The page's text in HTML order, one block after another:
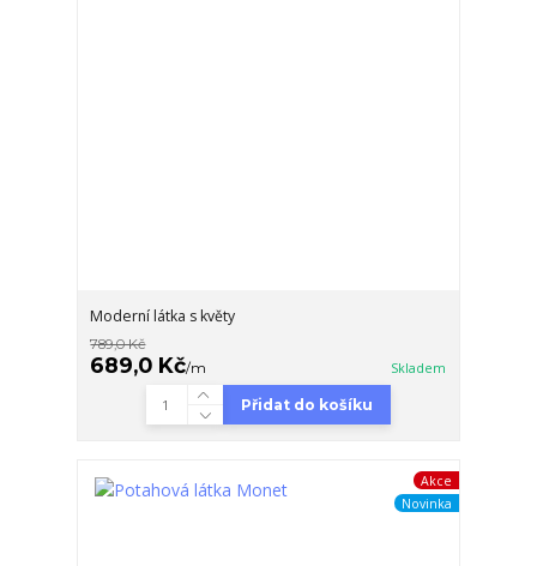
Moderní látka s květy
789,0 Kč
689,0 Kč/m Skladem
Přidat do košíku
Akce
Novinka